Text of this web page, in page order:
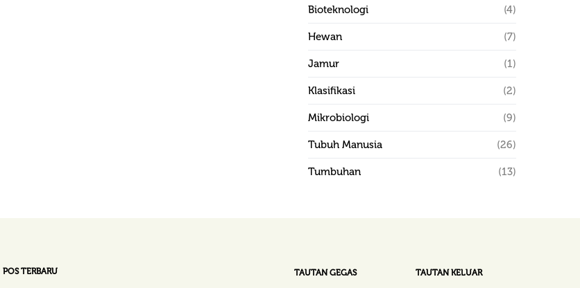
Bioteknologi (4)
Hewan (7)
Jamur (1)
Klasifikasi (2)
Mikrobiologi (9)
Tubuh Manusia (26)
Tumbuhan (13)
POS TERBARU TAUTAN GEGAS TAUTAN KELUAR